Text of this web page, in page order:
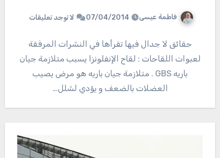
فاطمة عيسى 07/04/2014 لا توجد تعليقات
حقائق لا جدال فيها تقرأها في النشرات المرفقة
لعبوات اللقاحات : لقاح الإنفلونزا يسبب متلازمة جيان
باريه GBS . متلازمة جيان باريه هو مرض يصيب
العضلات بالضعف و يؤدي لشلل…